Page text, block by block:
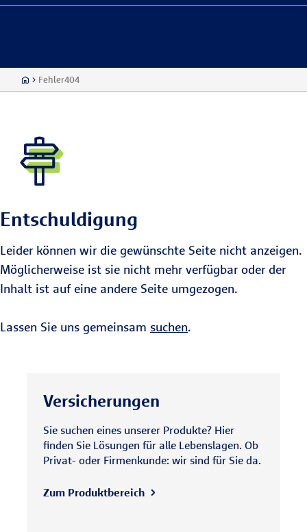
Fehler404
Entschuldigung
Leider können wir die gewünschte Seite nicht anzeigen.
Möglicherweise ist sie nicht mehr verfügbar oder der
Inhalt ist auf eine andere Seite umgezogen.
Lassen Sie uns gemeinsam suchen.
Versicherungen
Sie suchen eines unserer Produkte? Hier
finden Sie Lösungen für alle Lebenslagen. Ob
Privat- oder Firmenkunde: wir sind für Sie da.
Zum Produktbereich